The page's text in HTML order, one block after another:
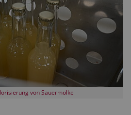
von Sauermolke